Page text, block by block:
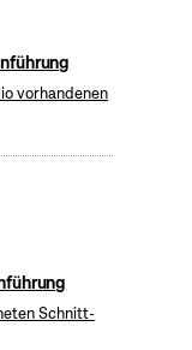
vorhandenen
Schnitt-